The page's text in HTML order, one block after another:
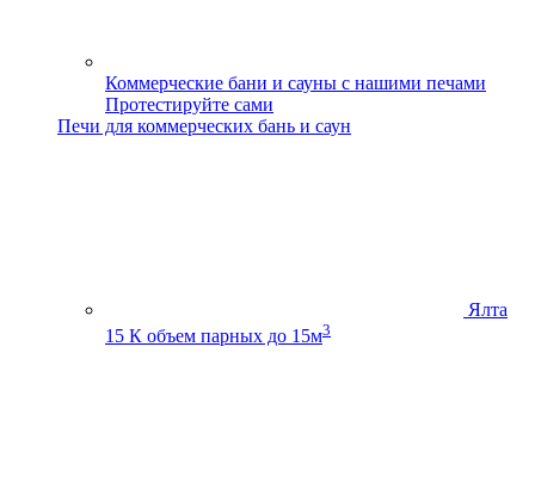
Коммерческие бани и сауны с нашими печами
Протестируйте сами
Печи для коммерческих бань и саун
Ялта
15 К объем парных до 15м3